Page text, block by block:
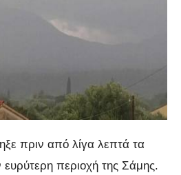
πριν από λίγα λεπτά τα
περιοχή της Σάμης.